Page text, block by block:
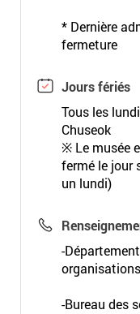
* Dernière
fermeture
Jours fériés
Tous les
Chuseok
※ Le musée
fermé le jour
un lundi)
-
-Bureau des